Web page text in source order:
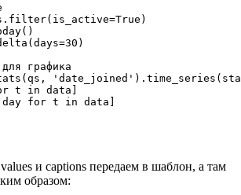
графика
t in data]
и captions передаем в шаблон, а там
образом: